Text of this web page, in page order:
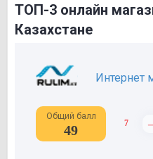
ТОП-3 онлайн
Казахстане
Интернет
Общий балл
49 7